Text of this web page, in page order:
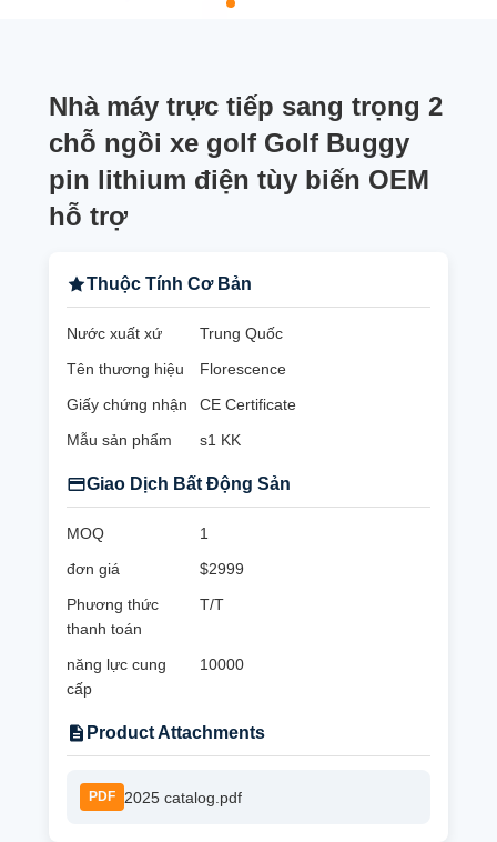
Nhà máy trực tiếp sang trọng 2
chỗ ngồi xe golf Golf Buggy
pin lithium điện tùy biến OEM
hỗ trợ
Thuộc Tính Cơ Bản
Nước xuất xứ
Trung Quốc
Tên thương hiệu
Florescence
Giấy chứng nhận
CE Certificate
Mẫu sản phẩm
s1 KK
Giao Dịch Bất Động Sản
MOQ
1
đơn giá
$2999
Phương thức
thanh toán
T/T
năng lực cung
cấp
10000
Product Attachments
PDF 2025 catalog.pdf